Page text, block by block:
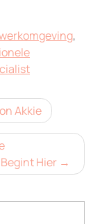
,
Akkie
Hier